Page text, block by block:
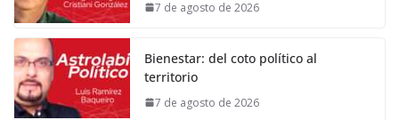
7 de agosto de 2026
Bienestar: del coto político al
territorio
7 de agosto de 2026